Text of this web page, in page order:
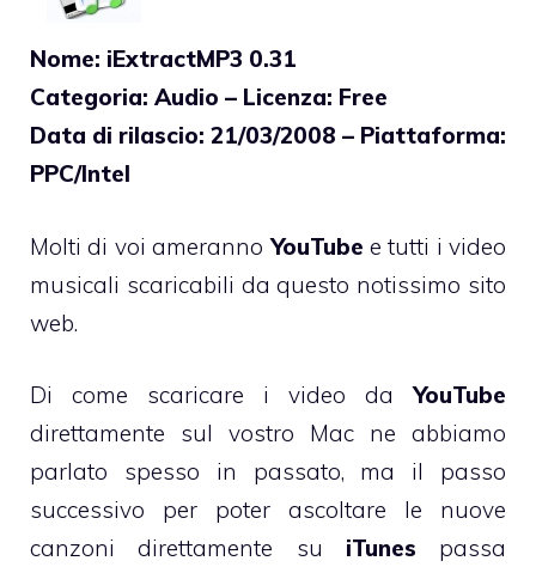
Nome: iExtractMP3 0.31
Categoria: Audio – Licenza: Free
Data di rilascio: 21/03/2008 – Piattaforma:
PPC/Intel
Molti di voi amerannoYouTube e tutti i video
musicali scaricabili da questo notissimo sito
web.
Di come scaricare i video daYouTube
direttamente sul vostro Mac ne abbiamo
parlato spesso in passato, ma il passo
successivo per poter ascoltare le nuove
canzoni direttamente su iTunes passa